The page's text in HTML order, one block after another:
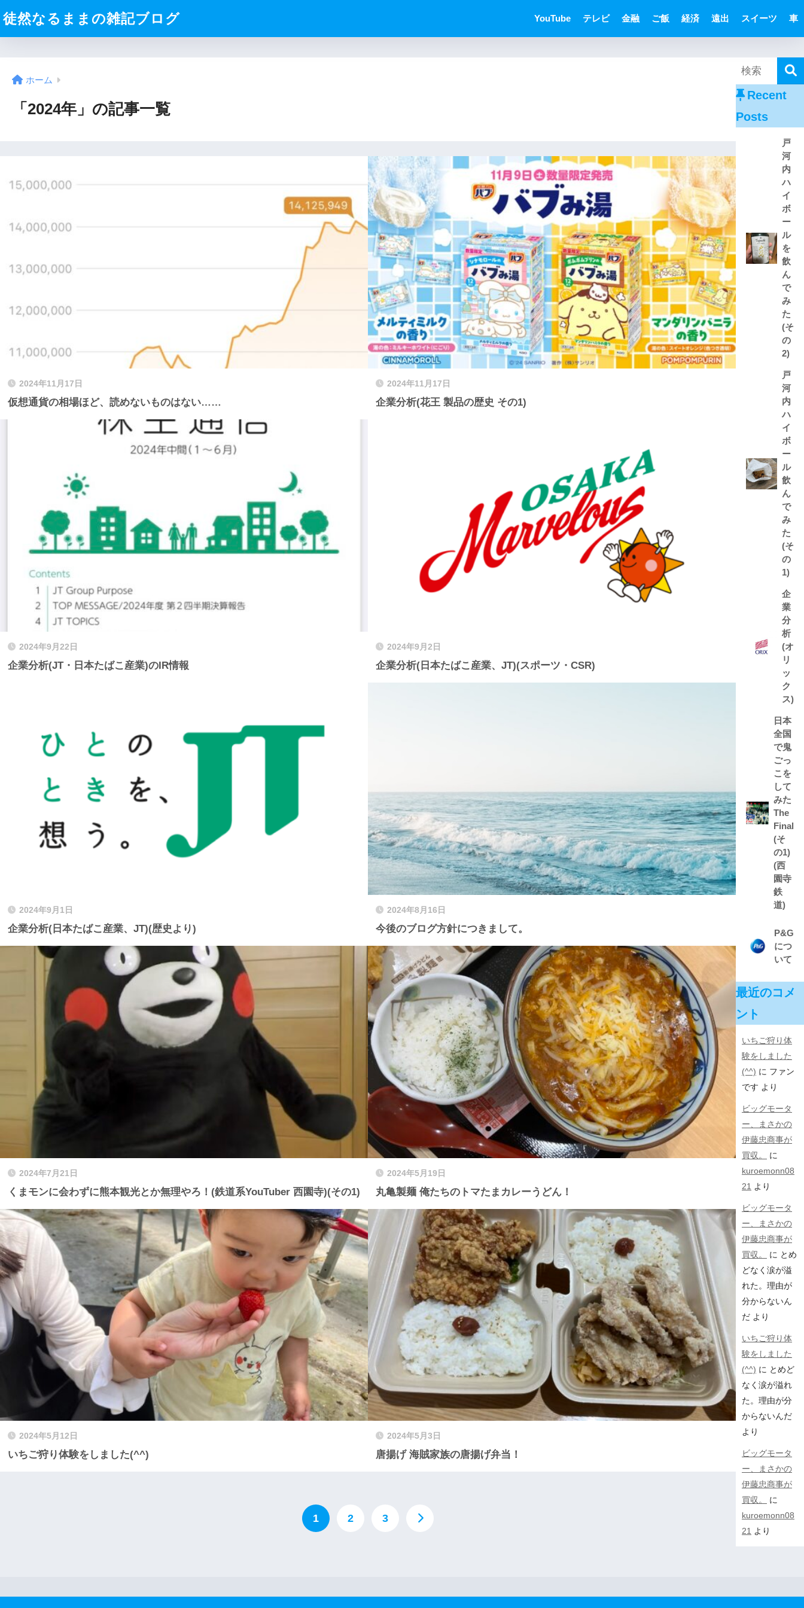
徒然なるままの雑記ブログ YouTube テレビ 金融 ご飯 経済 遠出 スイーツ 車
ホーム
「2024年」の記事一覧
2024年11月17日
仮想通貨の相場ほど、読めないものはない……
2024年11月17日
企業分析(花王 製品の歴史 その1)
2024年9月22日
企業分析(JT・日本たばこ産業)のIR情報
2024年9月2日
企業分析(日本たばこ産業、JT)(スポーツ・CSR)
2024年9月1日
企業分析(日本たばこ産業、JT)(歴史より)
2024年8月16日
今後のブログ方針につきまして。
2024年7月21日
くまモンに会わずに熊本観光とか無理やろ！(鉄道系YouTuber 西園寺)(その1)
2024年5月19日
丸亀製麺 俺たちのトマたまカレーうどん！
2024年5月12日
いちご狩り体験をしました(^^)
2024年5月3日
唐揚げ 海賊家族の唐揚げ弁当！
1 2 3
Recent
Posts
戸
河
内
ハ
イ
ボ
ー
ル
を
飲
ん
で
み
た
(そ
の
2)
戸
河
内
ハ
イ
ボ
ー
ル
飲
ん
で
み
た
(そ
の
1)
企
業
分
析
(オ
リ
ッ
ク
ス)
日本
全国
で鬼
ごっ
こを
して
みた
The
Final
(そ
の1)
(西
園寺
鉄
道)
P&G
につ
いて
最近のコメ
ント
いちご狩り体
験をしました
(^^) に ファン
です より
ビッグモータ
ー、まさかの
伊藤忠商事が
買収。
に
kuroemonn08
21 より
ビッグモータ
ー、まさかの
伊藤忠商事が
買収。
に とめ
どなく涙が溢
れた。理由が
分からないん
だ より
いちご狩り体
験をしました
(^^) に とめど
なく涙が溢れ
た。理由が分
からないんだ
より
ビッグモータ
ー、まさかの
伊藤忠商事が
買収。
に
kuroemonn08
21 より